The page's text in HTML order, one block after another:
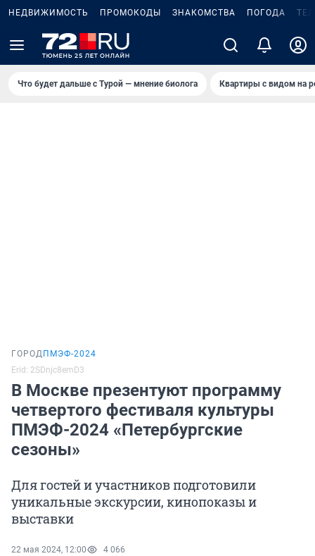
НЕДВИЖИМОСТЬ ПРОМОКОДЫ ЗНАКОМСТВА ПОГОДА
Что будет дальше с Турой — мнение биолога Квартиры с видом на
ГОРОД ПМЭФ-2024
Erid: 2SDnjc8emD3
В Москве презентуют программу
четвертого фестиваля культуры
ПМЭФ-2024 «Петербургские
сезоны»
Для гостей и участников подготовили
уникальные экскурсии, кинопоказы и
выставки
22 мая 2024, 12:00 4 066